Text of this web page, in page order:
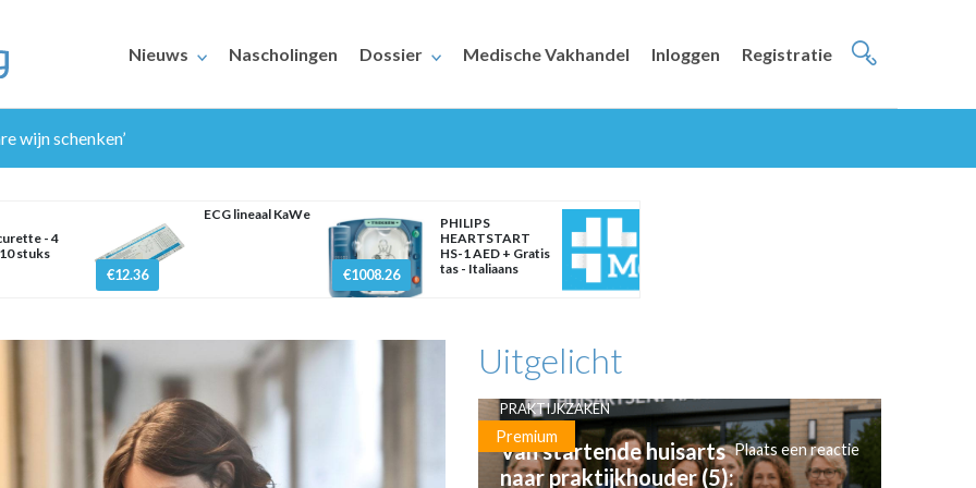
Nieuws Nascholingen Dossier Medische Vakhandel Inloggen Registratie
wijn schenken’
- 4
stuks
€12.36
ECG lineaal KaWe
€1008.26
PHILIPS
HEARTSTART
HS-1 AED + Gratis
tas - Italiaans
Uitgelicht
Premium
PRAKTIJKZAKEN
Van startende huisarts
naar praktijkhouder (5):
Plaats een reactie